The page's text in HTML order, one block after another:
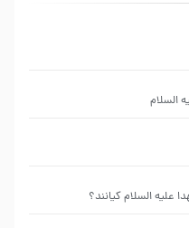
السلام
علیه ‌السلام کیانند؟